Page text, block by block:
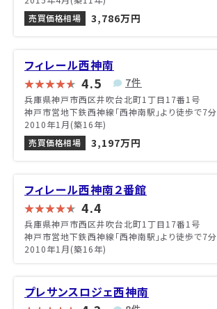
売買価格相場
3,786万円
フィレール西神南
4.5 7件
兵庫県神戸市西区井吹台北町1丁目17番1号
神戸市営地下鉄西神線「西神南駅」より徒歩で7分
2010年1月(築16年)
売買価格相場
3,197万円
フィレール西神南２番館
4.4
兵庫県神戸市西区井吹台北町1丁目17番1号
神戸市営地下鉄西神線「西神南駅」より徒歩で7分
2010年1月(築16年)
プレサンスロジェ西神南